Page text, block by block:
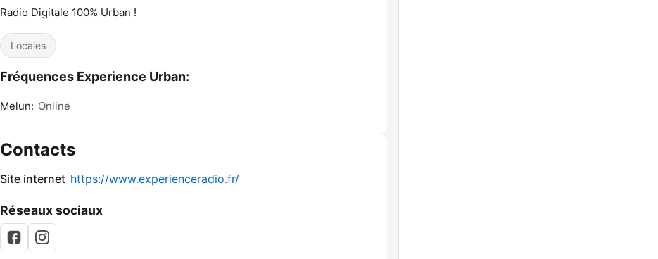
Radio Digitale 100% Urban !
Locales
Fréquences Experience Urban:
Melun: Online
Contacts
Site internet https://www.experienceradio.fr/
Réseaux sociaux